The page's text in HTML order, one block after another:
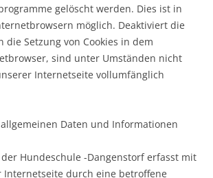
gelöscht werden. Dies ist in
möglich. Deaktiviert die
die Setzung von Cookies in dem
sind unter Umständen nicht
Internetseite vollumfänglich
Daten und Informationen
Hundeschule -Dangenstorf erfasst mit
Internetseite durch eine betroffene